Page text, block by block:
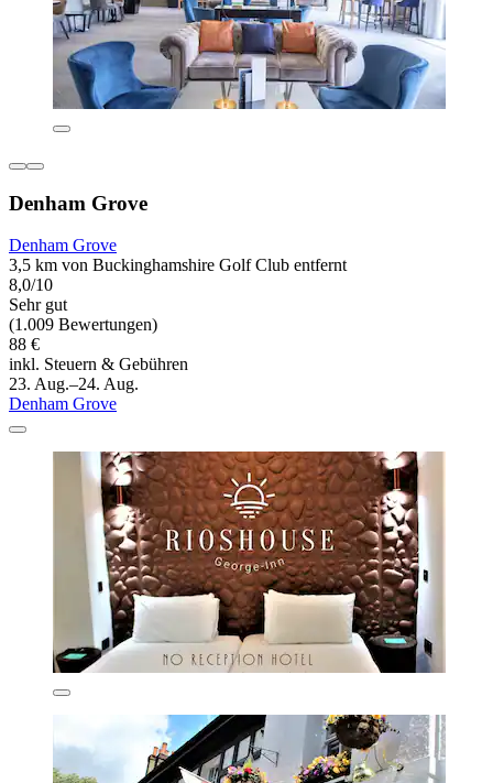
Denham Grove
Denham Grove
3,5 km von Buckinghamshire Golf Club entfernt
8,0/10
Sehr gut
(1.009 Bewertungen)
88 €
inkl. Steuern & Gebühren
23. Aug.–24. Aug.
Denham Grove